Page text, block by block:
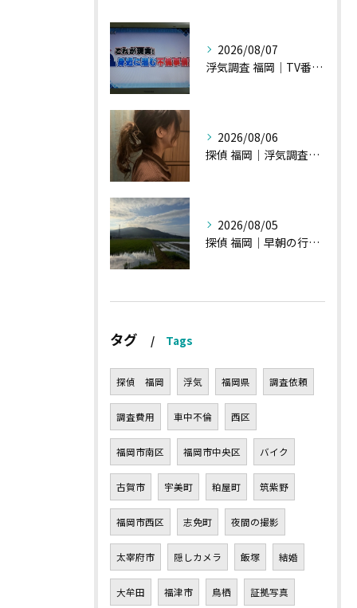
2026/08/07
浮気調査 福岡｜TV番組15分間の特集の時のお話①
2026/08/06
探偵 福岡｜浮気調査の現場から・・・・チハルさん特集
2026/08/05
探偵 福岡｜早朝の行動調査、初見一発勝負のような・・・・
タグ Tags
探偵 福岡 浮気 福岡県 調査依頼
調査費用 車中不倫 西区
福岡市南区 福岡市中央区 バイク
古賀市 宇美町 粕屋町 筑紫野
福岡市西区 志免町 夜間の撮影
太宰府市 隠しカメラ 飯塚 結婚
大牟田 福津市 鳥栖 証拠写真